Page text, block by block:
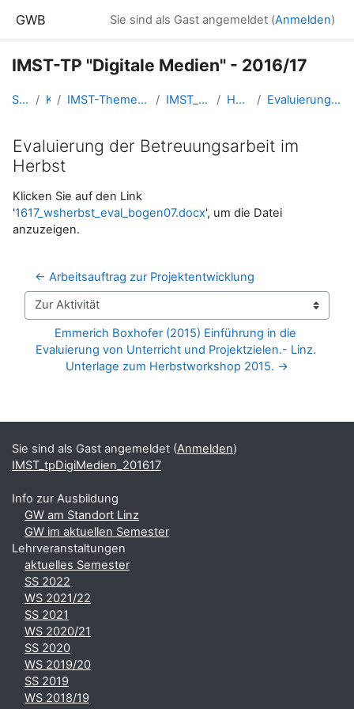
GWB Sie sind als Gast angemeldet (Anmelden)
IMST-TP "Digitale Medien" - 2016/17
Startseite Kurse IMST-Themenprogramme - FORUM.IMST.AC.AT IMST_tpDigiMedien_201617 Herbstworkshop Evaluierung der Betreuungsarbeit im Herbst
Evaluierung der Betreuungsarbeit im
Herbst
Abschlussbedingungen
Klicken Sie auf den Link
'1617_wsherbst_eval_bogen07.docx', um die Datei
anzuzeigen.
← Arbeitsauftrag zur Projektentwicklung
Zur Aktivität
Emmerich Boxhofer (2015) Einführung in die
Evaluierung von Unterricht und Projektzielen.- Linz.
Unterlage zum Herbstworkshop 2015. →
Ergänzungsblöcke
Sie sind als Gast angemeldet (Anmelden)
IMST_tpDigiMedien_201617
Info zur Ausbildung
GW am Standort Linz
GW im aktuellen Semester
Lehrveranstaltungen
aktuelles Semester
SS 2022
WS 2021/22
SS 2021
WS 2020/21
SS 2020
WS 2019/20
SS 2019
WS 2018/19